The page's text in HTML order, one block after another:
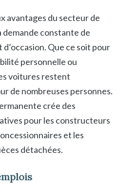
avantages du secteur de
demande constante de
Que ce soit pour
personnelle ou
voitures restent
de nombreuses personnes.
crée des
pour les constructeurs
et les
détachées.